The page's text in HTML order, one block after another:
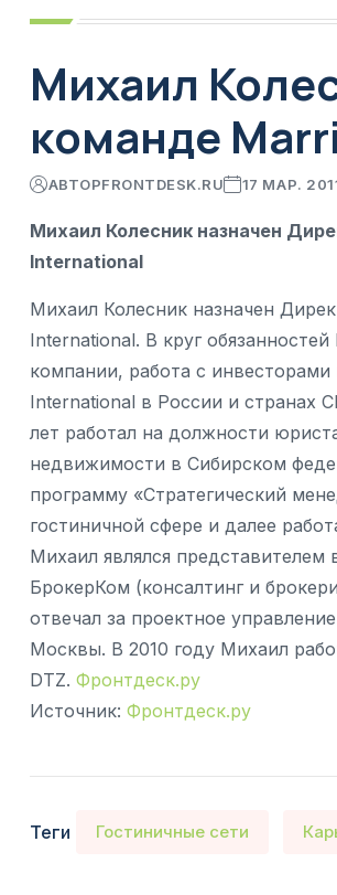
Михаил
команде
АВТОРFRONTDESK.RU 17 МАР.
Михаил Колесник назначен
International
Михаил Колесник назначен
International. В круг
компании, работа с
International в России и странах
лет работал на должности
недвижимости в Сибирском
программу «Стратегический
гостиничной сфере и далее
Михаил являлся
БрокерКом (консалтинг и
отвечал за проектное
Москвы. В 2010 году Михаил
DTZ. Фронтдеск.ру
Источник: Фронтдеск.ру
Теги Гостиничные сети